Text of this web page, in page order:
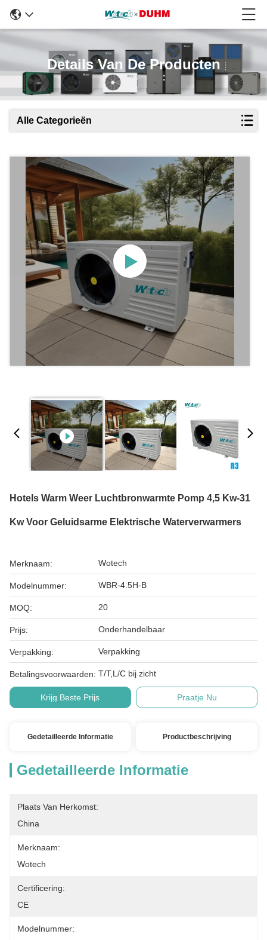
Details Van De Producten
Alle Categorieën
Hotels Warm Weer Luchtbronwarmte Pomp 4,5 Kw-31
Kw Voor Geluidsarme Elektrische Waterverwarmers
Merknaam: Wotech
Modelnummer: WBR-4.5H-B
MOQ: 20
Prijs: Onderhandelbaar
Verpakking: Verpakking
Betalingsvoorwaarden: T/T,L/C bij zicht
Krijg Beste Prijs Praatje Nu
Gedetailleerde Informatie Productbeschrijving
Gedetailleerde Informatie
Plaats Van Herkomst:
China
Merknaam:
Wotech
Certificering:
CE
Modelnummer: